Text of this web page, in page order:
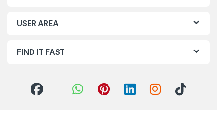
USER AREA
FIND IT FAST